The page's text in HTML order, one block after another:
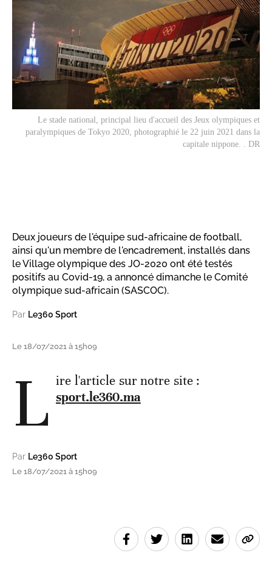
Le stade national, principal lieu d'accueil des Jeux olympiques et
paralympiques de Tokyo 2020, photographié le 22 juin 2021 dans la
capitale nippone. . DR
Deux joueurs de l'équipe sud-africaine de football,
ainsi qu'un membre de l'encadrement, installés dans
le Village olympique des JO-2020 ont été testés
positifs au Covid-19, a annoncé dimanche le Comité
olympique sud-africain (SASCOC).
Par Le360 Sport
Le 18/07/2021 à 15h09
L ire l'article sur notre site :
sport.le360.ma
Par Le360 Sport
Le 18/07/2021 à 15h09